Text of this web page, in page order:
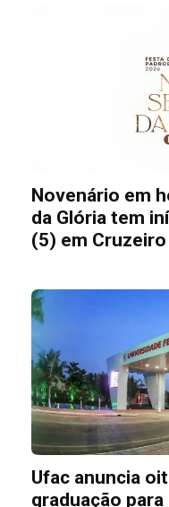
Novenário em
da Glória tem
(5) em
Ufac anuncia
graduação